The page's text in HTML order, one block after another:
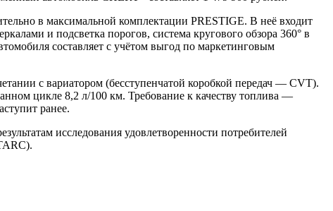
в максимальной комплектации PRESTIGE. В неё входит
и подсветка порогов, система кругового обзора 360° в
составляет с учётом выгод по маркетинговым
с вариатором (бесступенчатой коробкой передач — CVT).
цикле 8,2 л/100 км. Требование к качеству топлива —
ранее.
исследования удовлетворенности потребителей